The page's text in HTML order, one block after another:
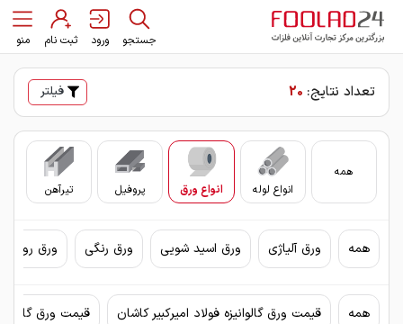
جستجو ورود ثبت نام منو
تعداد نتایج: 20 فیلتر
همه
انواع لوله
انواع ورق پروفیل تیرآهن
همه ورق آلیاژی ورق اسید شویی ورق رنگی ورق
همه قیمت ورق گالوانیزه فولاد امیرکبیر کاشان قیمت ورق